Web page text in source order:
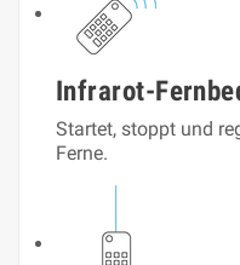
Infrarot-
Startet, stoppt und
Ferne.